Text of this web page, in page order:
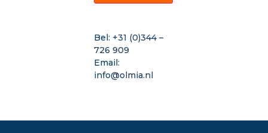
Bel: +31 (0)344 –
726 909
Email:
info@olmia.nl